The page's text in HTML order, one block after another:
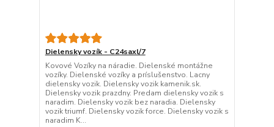
Dielensky vozík - C24saxl/7
Kovové Vozíky na náradie. Dielenské montážne
vozíky. Dielenské vozíky a príslušenstvo. Lacny
dielensky vozik. Dielensky vozik kamenik.sk.
Dielensky vozik prazdny. Predam dielensky vozik s
naradim. Dielensky vozik bez naradia. Dielensky
vozik triumf. Dielensky vozik force. Dielensky vozik s
naradim K...